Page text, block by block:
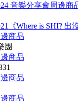
音樂分享會周邊商
《Where is SHI? 出
商品
團
商品
商品
商品